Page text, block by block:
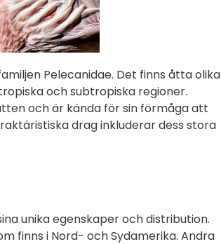
Pelecanidae. Det finns åtta olika
och subtropiska regioner.
och är kända för sin förmåga att
drag inkluderar dess stora
unika egenskaper och distribution.
finns i Nord- och Sydamerika. Andra